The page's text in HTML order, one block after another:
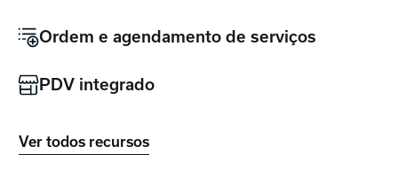
Ordem e agendamento de serviços
PDV integrado
Ver todos recursos